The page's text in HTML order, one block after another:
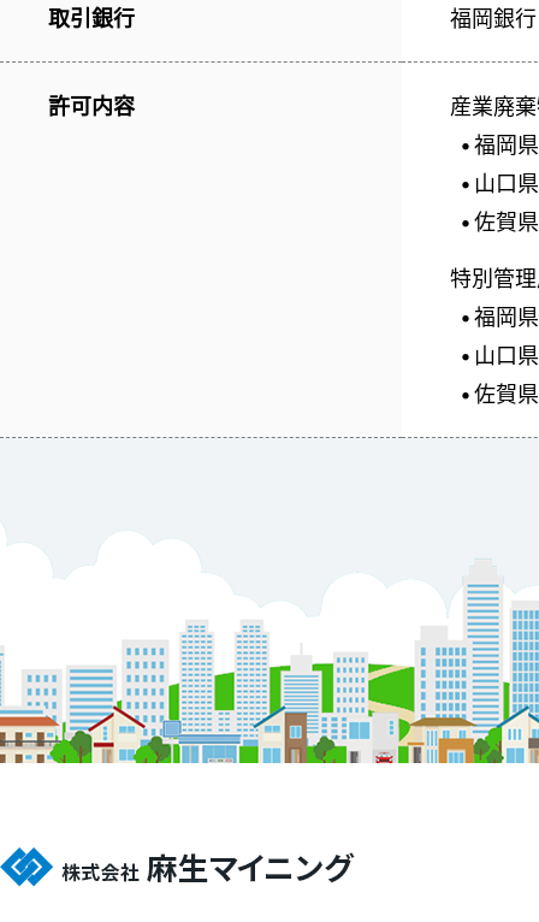
取引銀行 福岡銀
許可内容 産業廃
● 福岡
● 山口
● 佐賀
特別管
● 福岡
● 山口
● 佐賀